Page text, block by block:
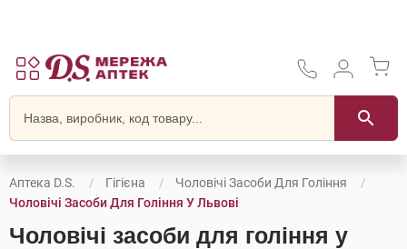
Аптека D.S. Гігієна
Чоловічі Засоби Для Гоління
Чоловічі Засоби Для Гоління У Львові
Чоловічі засоби для гоління у